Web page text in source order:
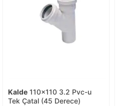
Kalde 110x110 3.2 Pvc-u
Tek Çatal (45 Derece)